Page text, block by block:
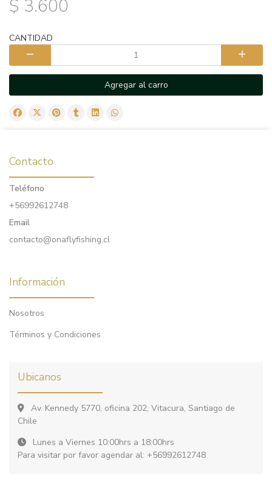
$ 3.600
CANTIDAD
Agregar al carro
Contacto
Teléfono
+56992612748
Email
contacto@onaflyfishing.cl
Información
Nosotros
Términos y Condiciones
Ubicanos
Av. Kennedy 5770, oficina 202, Vitacura, Santiago de
Chile
Lunes a Viernes 10:00hrs a 18:00hrs
Para visitar por favor agendar al: +56992612748